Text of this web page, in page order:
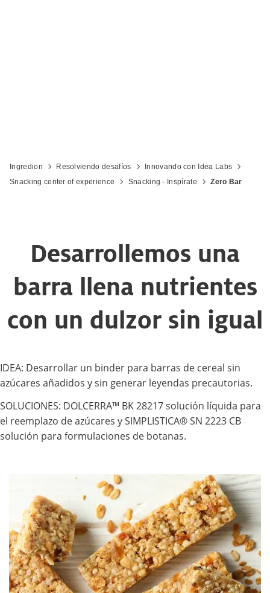
Ingredion Resolviendo desafíos
Innovando con Idea Labs
Snacking center of experience
Snacking - Inspírate Zero Bar
Desarrollemos una
barra llena nutrientes
con un dulzor sin igual
IDEA: Desarrollar un binder para barras de cereal sin
azúcares añadidos y sin generar leyendas precautorias.
SOLUCIONES: DOLCERRA™ BK 28217 solución líquida para
el reemplazo de azúcares y SIMPLISTICA® SN 2223 CB
solución para formulaciones de botanas.